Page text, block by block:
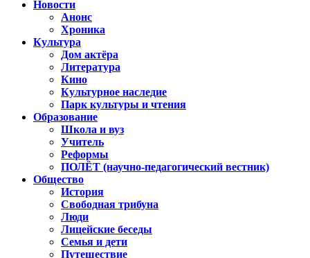
Новости
Анонс
Хроника
Культура
Дом актёра
Литература
Кино
Культурное наследие
Парк культуры и чтения
Образование
Школа и вуз
Учитель
Реформы
ПОЛЁТ (научно-педагогический вестник)
Общество
История
Свободная трибуна
Люди
Лицейские беседы
Семья и дети
Путешествие